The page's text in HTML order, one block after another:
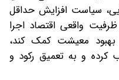
سیاست افزایش حداقل
واقعی اقتصاد اجرا
بهبود معیشت کمک کند،
کرده و به تعمیق رکود و